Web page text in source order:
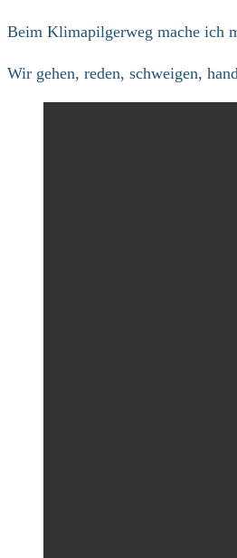
Beim Klimapilgerweg mache ich
Wir gehen, reden, schweigen,